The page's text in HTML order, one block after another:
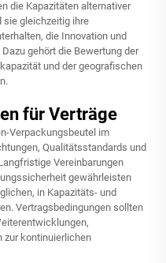
die Kapazitäten alternativer
sie gleichzeitig ihre
die Innovation und
gehört die Bewertung der
und der geografischen
für Verträge
Verpackungsbeutel im
Qualitätsstandards und
Vereinbarungen
gewährleisten
in Kapazitäts- und
Vertragsbedingungen sollten
zur kontinuierlichen